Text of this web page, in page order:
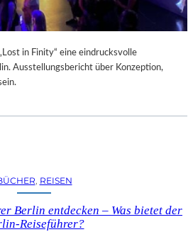
in Finity“ eine eindrucksvolle
Ausstellungsbericht über Konzeption,
, REISEN
Berlin entdecken – Was bietet der
Reiseführer?